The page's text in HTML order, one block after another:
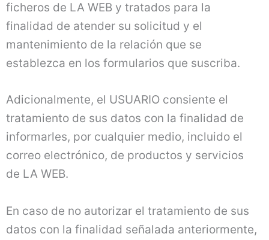
ficheros de LA WEB y tratados para la
finalidad de atender su solicitud y el
mantenimiento de la relación que se
establezca en los formularios que suscriba.
Adicionalmente, el USUARIO consiente el
tratamiento de sus datos con la finalidad de
informarles, por cualquier medio, incluido el
correo electrónico, de productos y servicios
de LA WEB.
En caso de no autorizar el tratamiento de sus
datos con la finalidad señalada anteriormente,